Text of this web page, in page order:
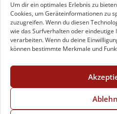
Um dir ein optimales Erlebnis zu
Cookies, um Geräteinformationen zu
zuzugreifen. Wenn du diesen
wie das Surfverhalten oder eindeutige
verarbeiten. Wenn du deine
können bestimmte Merkmale und
+49 221 29